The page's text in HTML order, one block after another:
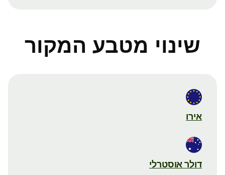
שינוי מטבע המקור
אירו
דולר אוסטרלי